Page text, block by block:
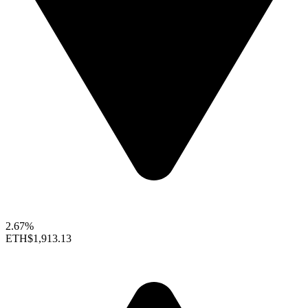
2.67%
ETH$1,913.13